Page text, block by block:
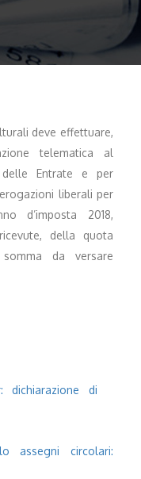
deve effettuare,
telematica al
delle Entrate e per
liberali per
d’imposta 2018,
della quota
da versare
dichiarazione di
assegni circolari: